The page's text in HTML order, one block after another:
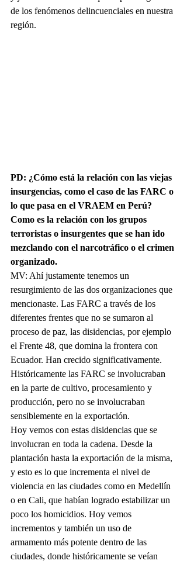
de los fenómenos delincuenciales en nuestra
región.
PD: ¿Cómo está la relación con las viejas
insurgencias, como el caso de las FARC o
lo que pasa en el VRAEM en Perú?
Como es la relación con los grupos
terroristas o insurgentes que se han ido
mezclando con el narcotráfico o el crimen
organizado.
MV: Ahí justamente tenemos un
resurgimiento de las dos organizaciones que
mencionaste. Las FARC a través de los
diferentes frentes que no se sumaron al
proceso de paz, las disidencias, por ejemplo
el Frente 48, que domina la frontera con
Ecuador. Han crecido significativamente.
Históricamente las FARC se involucraban
en la parte de cultivo, procesamiento y
producción, pero no se involucraban
sensiblemente en la exportación.
Hoy vemos con estas disidencias que se
involucran en toda la cadena. Desde la
plantación hasta la exportación de la misma,
y esto es lo que incrementa el nivel de
violencia en las ciudades como en Medellín
o en Cali, que habían logrado estabilizar un
poco los homicidios. Hoy vemos
incrementos y también un uso de
armamento más potente dentro de las
ciudades, donde históricamente se veían